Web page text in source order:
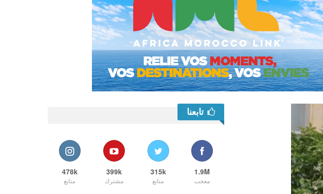
تابعنا
1.9M
معجب
315k
متابع
399k
مشترك
478k
متابع